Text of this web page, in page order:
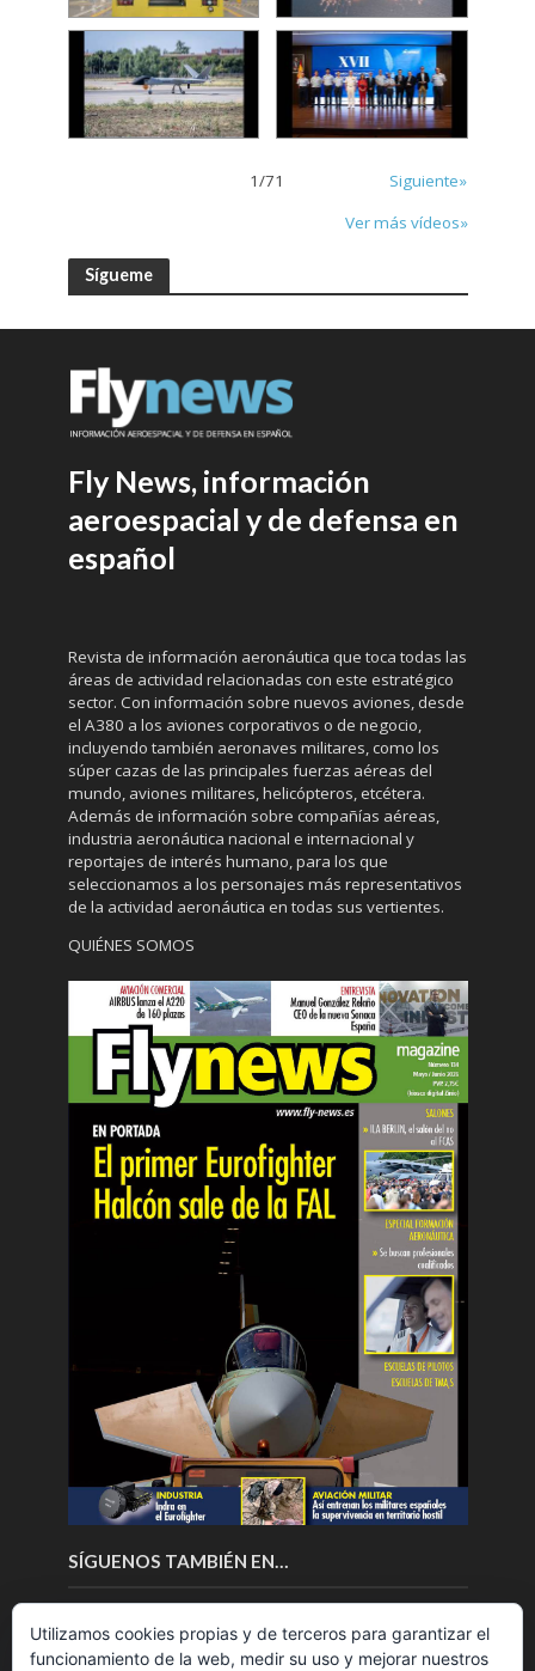
1/71
Siguiente»
Ver más vídeos»
Sígueme
Fly News, información
aeroespacial y de defensa en
español
Revista de información aeronáutica que toca todas las
áreas de actividad relacionadas con este estratégico
sector. Con información sobre nuevos aviones, desde
el A380 a los aviones corporativos o de negocio,
incluyendo también aeronaves militares, como los
súper cazas de las principales fuerzas aéreas del
mundo, aviones militares, helicópteros, etcétera.
Además de información sobre compañías aéreas,
industria aeronáutica nacional e internacional y
reportajes de interés humano, para los que
seleccionamos a los personajes más representativos
de la actividad aeronáutica en todas sus vertientes.
QUIÉNES SOMOS
SÍGUENOS TAMBIÉN EN…
Utilizamos cookies propias y de terceros para garantizar el
funcionamiento de la web, medir su uso y mejorar nuestros